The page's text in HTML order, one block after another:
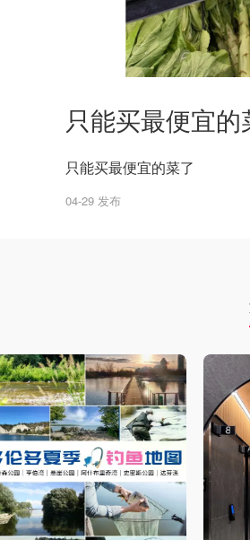
只能买最便宜的
只能买最便宜的菜了
04-29 发布